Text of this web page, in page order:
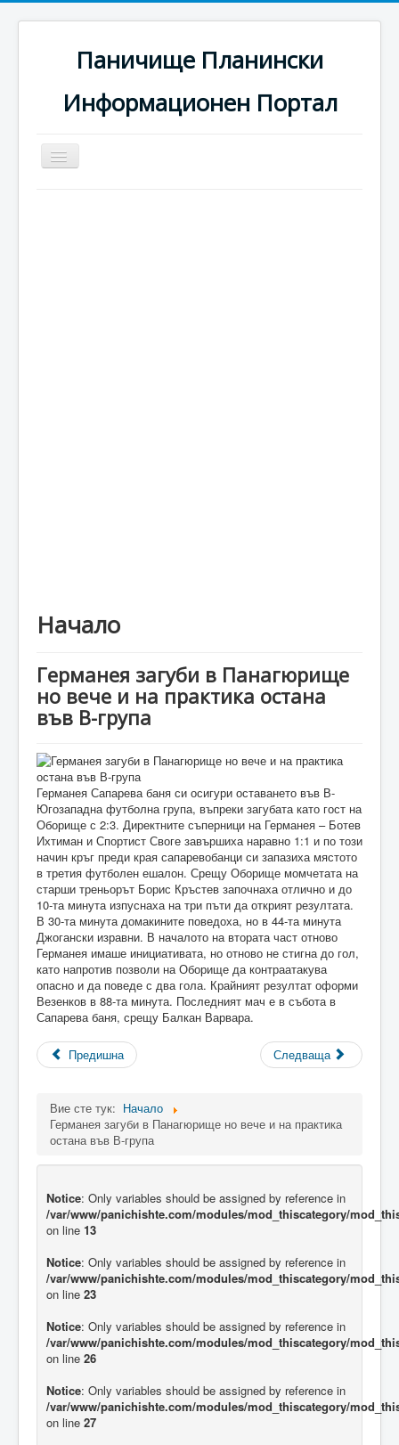
Паничище Планински
Информационен Портал
Превключи
навигация
Начало
Германея загуби в Панагюрище
но вече и на практика остана
във В-група
Германея Сапарева баня си осигури оставането във В-
Югозападна футболна група, въпреки загубата като гост на
Оборище с 2:3. Директните съперници на Германея – Ботев
Ихтиман и Спортист Своге завършиха наравно 1:1 и по този
начин кръг преди края сапаревобанци си запазиха мястото
в третия футболен ешалон. Срещу Оборище момчетата на
старши треньорът Борис Кръстев започнаха отлично и до
10-та минута изпуснаха на три пъти да открият резултата.
В 30-та минута домакините поведоха, но в 44-та минута
Джогански изравни. В началото на втората част отново
Германея имаше инициативата, но отново не стигна до гол,
като напротив позволи на Оборище да контраатакува
опасно и да поведе с два гола. Крайният резултат оформи
Везенков в 88-та минута. Последният мач е в събота в
Сапарева баня, срещу Балкан Варвара.
Предишна Следваща
Вие сте тук: Начало
Германея загуби в Панагюрище но вече и на практика
остана във В-група
Notice: Only variables should be assigned by reference in
/var/www/panichishte.com/modules/mod_thiscategory/
on line 13
Notice: Only variables should be assigned by reference in
/var/www/panichishte.com/modules/mod_thiscategory/
on line 23
Notice: Only variables should be assigned by reference in
/var/www/panichishte.com/modules/mod_thiscategory/
on line 26
Notice: Only variables should be assigned by reference in
/var/www/panichishte.com/modules/mod_thiscategory/
on line 27